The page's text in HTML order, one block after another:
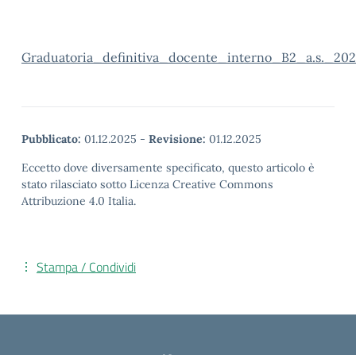
Pubblicato: 01.12.2025 - Revisione: 01.12.2025
Eccetto dove diversamente specificato, questo articolo è
stato rilasciato sotto Licenza Creative Commons
Attribuzione 4.0 Italia.
Stampa / Condividi